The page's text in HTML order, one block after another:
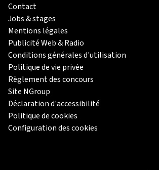
Contact
Jobs & stages
Mentions légales
Publicité Web & Radio
Conditions générales d'utilisation
Politique de vie privée
Règlement des concours
Site NGroup
Déclaration d'accessibilité
Politique de cookies
Configuration des cookies